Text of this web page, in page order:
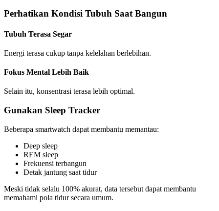
Perhatikan Kondisi Tubuh Saat Bangun
Tubuh Terasa Segar
Energi terasa cukup tanpa kelelahan berlebihan.
Fokus Mental Lebih Baik
Selain itu, konsentrasi terasa lebih optimal.
Gunakan Sleep Tracker
Beberapa smartwatch dapat membantu memantau:
Deep sleep
REM sleep
Frekuensi terbangun
Detak jantung saat tidur
Meski tidak selalu 100% akurat, data tersebut dapat membantu
memahami pola tidur secara umum.